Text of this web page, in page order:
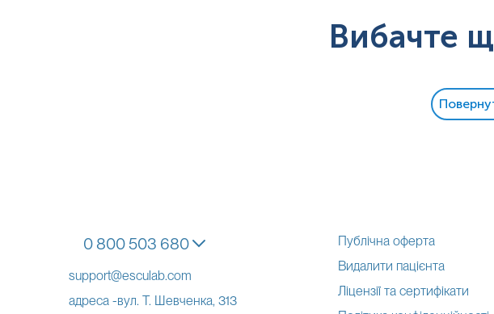
Вибачте
0 800 503 680
support@esculab.com
адреса -вул. Т. Шевченка, 313
Публічна оферта
Видалити пацієнта
Ліцензії та сертифікати